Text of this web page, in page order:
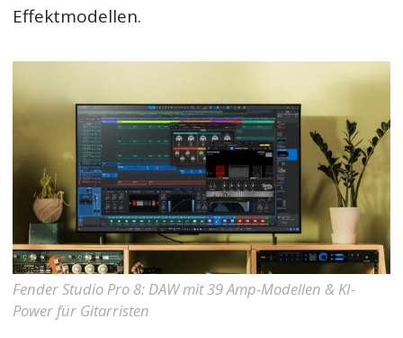
Effektmodellen.
Fender Studio Pro 8: DAW mit 39 Amp-Modellen & KI-
Power für Gitarristen